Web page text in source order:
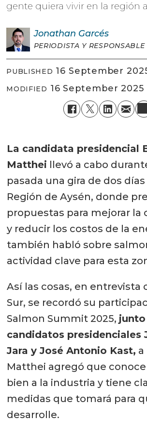
gente quiera vivir en la región
Jonathan Garcés
PERIODISTA Y RESPONSABLE
PUBLISHED 16 September
MODIFIED 16 September 2025
La candidata presidencial
Matthei llevó a cabo
pasada una gira de dos días
Región de Aysén, donde
propuestas para mejorar la
y reducir los costos de la
también habló sobre
actividad clave para esta
Así las cosas, en entrevista
Sur, se recordó su
Salmon Summit 2025,
candidatos presidenciales
Jara y José Antonio Kast, a
Matthei agregó que
bien a la industria y tiene
medidas que tomará para
desarrolle.